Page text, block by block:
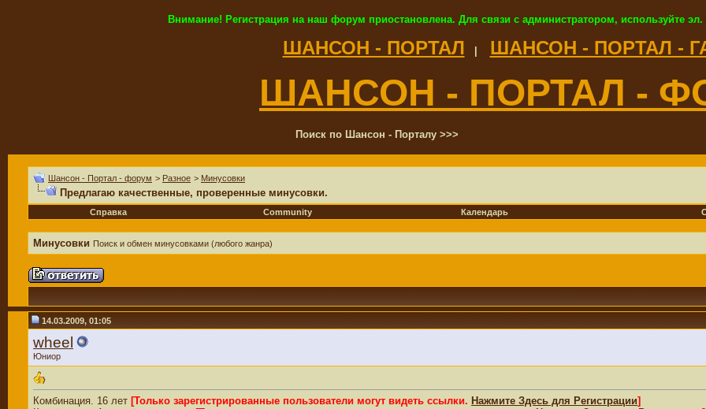
Внимание! Регистрация на наш форум приостановлена. Для связи с администратором, используйте эл.
ШАНСОН - ПОРТАЛ ШАНСОН - ПОРТАЛ -
ШАНСОН - ПОРТАЛ -
Поиск по Шансон - Порталу >>>
Шансон - Портал - форум > Разное > Минусовки
Предлагаю качественные, проверенные минусовки.
Справка
Community Календарь
Минусовки Поиск и обмен минусовками (любого жанра)
14.03.2009, 01:05
wheel
Юниор
Комбинация. 16 лет [Только зарегистрированные пользователи могут видеть ссылки. Нажмите Здесь для Регистрации]